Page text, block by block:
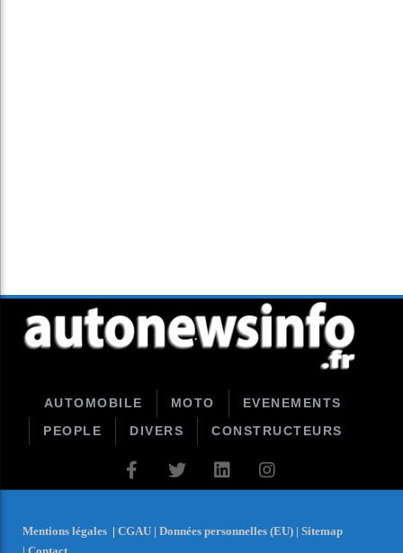
AUTOMOBILE MOTO
EVENEMENTS
PEOPLE
DIVERS CONSTRUCTEURS
Mentions légales | CGAU | Données personnelles (EU) | Sitemap